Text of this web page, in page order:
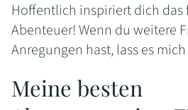
Hoffentlich inspiriert dich das
Abenteuer! Wenn du weitere
Anregungen hast, lass es
Meine besten